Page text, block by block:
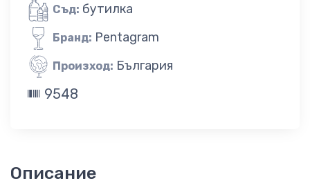
Съд: бутилка
Бранд: Pentagram
Произход: България
9548
Описание